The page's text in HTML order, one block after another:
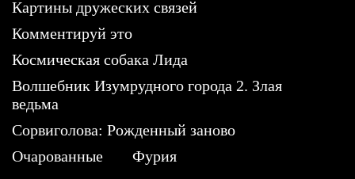
Картины дружеских связей
Комментируй это
Космическая собака Лида
Волшебник Изумрудного города 2. Злая
ведьма
Сорвиголова: Рожденный заново
Очарованные
Фурия